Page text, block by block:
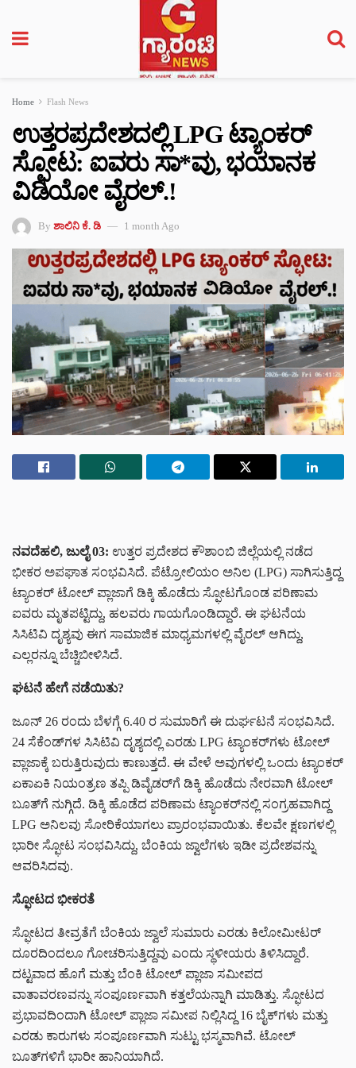
Home Flash News
ಉತ್ತರಪ್ರದೇಶದಲ್ಲಿ LPG ಟ್ಯಾಂಕರ್
ಸ್ಫೋಟ: ಐವರು ಸಾ*ವು, ಭಯಾನಕ
ವಿಡಿಯೋ ವೈರಲ್.!
By ಶಾಲಿನಿ ಕೆ. ಡಿ 1 month Ago
ನವದೆಹಲಿ, ಜುಲೈ 03: ಉತ್ತರ ಪ್ರದೇಶದ ಕೌಶಾಂಬಿ ಜಿಲ್ಲೆಯಲ್ಲಿ ನಡೆದ
ಭೀಕರ ಅಪಘಾತ ಸಂಭವಿಸಿದೆ. ಪೆಟ್ರೋಲಿಯಂ ಅನಿಲ (LPG) ಸಾಗಿಸುತ್ತಿದ್ದ
ಟ್ಯಾಂಕರ್ ಟೋಲ್ ಪ್ಲಾಜಾಗೆ ಡಿಕ್ಕಿ ಹೊಡೆದು ಸ್ಫೋಟಗೊಂಡ ಪರಿಣಾಮ
ಐವರು ಮೃತಪಟ್ಟಿದ್ದು, ಹಲವರು ಗಾಯಗೊಂಡಿದ್ದಾರೆ. ಈ ಘಟನೆಯ
ಸಿಸಿಟಿವಿ ದೃಶ್ಯವು ಈಗ ಸಾಮಾಜಿಕ ಮಾಧ್ಯಮಗಳಲ್ಲಿ ವೈರಲ್ ಆಗಿದ್ದು,
ಎಲ್ಲರನ್ನೂ ಬೆಚ್ಚಿಬೀಳಿಸಿದೆ.
ಘಟನೆ ಹೇಗೆ ನಡೆಯಿತು?
ಜೂನ್ 26 ರಂದು ಬೆಳಗ್ಗೆ 6.40 ರ ಸುಮಾರಿಗೆ ಈ ದುರ್ಘಟನೆ ಸಂಭವಿಸಿದೆ.
24 ಸೆಕೆಂಡ್‌ಗಳ ಸಿಸಿಟಿವಿ ದೃಶ್ಯದಲ್ಲಿ ಎರಡು LPG ಟ್ಯಾಂಕರ್‌ಗಳು ಟೋಲ್
ಪ್ಲಾಜಾಕ್ಕೆ ಬರುತ್ತಿರುವುದು ಕಾಣುತ್ತದೆ. ಈ ವೇಳೆ ಅವುಗಳಲ್ಲಿ ಒಂದು ಟ್ಯಾಂಕರ್
ಏಕಾಏಕಿ ನಿಯಂತ್ರಣ ತಪ್ಪಿ ಡಿವೈಡರ್‌ಗೆ ಡಿಕ್ಕಿ ಹೊಡೆದು ನೇರವಾಗಿ ಟೋಲ್
ಬೂತ್‌ಗೆ ನುಗ್ಗಿದೆ. ಡಿಕ್ಕಿ ಹೊಡೆದ ಪರಿಣಾಮ ಟ್ಯಾಂಕರ್‌ನಲ್ಲಿ ಸಂಗ್ರಹವಾಗಿದ್ದ
LPG ಅನಿಲವು ಸೋರಿಕೆಯಾಗಲು ಪ್ರಾರಂಭವಾಯಿತು. ಕೆಲವೇ ಕ್ಷಣಗಳಲ್ಲಿ
ಭಾರೀ ಸ್ಫೋಟ ಸಂಭವಿಸಿದ್ದು, ಬೆಂಕಿಯ ಜ್ವಾಲೆಗಳು ಇಡೀ ಪ್ರದೇಶವನ್ನು
ಆವರಿಸಿದವು.
ಸ್ಫೋಟದ ಭೀಕರತೆ
ಸ್ಫೋಟದ ತೀವ್ರತೆಗೆ ಬೆಂಕಿಯ ಜ್ವಾಲೆ ಸುಮಾರು ಎರಡು ಕಿಲೋಮೀಟರ್
ದೂರದಿಂದಲೂ ಗೋಚರಿಸುತ್ತಿದ್ದವು ಎಂದು ಸ್ಥಳೀಯರು ತಿಳಿಸಿದ್ದಾರೆ.
ದಟ್ಟವಾದ ಹೊಗೆ ಮತ್ತು ಬೆಂಕಿ ಟೋಲ್ ಪ್ಲಾಜಾ ಸಮೀಪದ
ವಾತಾವರಣವನ್ನು ಸಂಪೂರ್ಣವಾಗಿ ಕತ್ತಲೆಯನ್ನಾಗಿ ಮಾಡಿತ್ತು. ಸ್ಫೋಟದ
ಪ್ರಭಾವದಿಂದಾಗಿ ಟೋಲ್ ಪ್ಲಾಜಾ ಸಮೀಪ ನಿಲ್ಲಿಸಿದ್ದ 16 ಬೈಕ್‌ಗಳು ಮತ್ತು
ಎರಡು ಕಾರುಗಳು ಸಂಪೂರ್ಣವಾಗಿ ಸುಟ್ಟು ಭಸ್ಮವಾಗಿವೆ. ಟೋಲ್
ಬೂತ್‌ಗಳಿಗೆ ಭಾರೀ ಹಾನಿಯಾಗಿದೆ.